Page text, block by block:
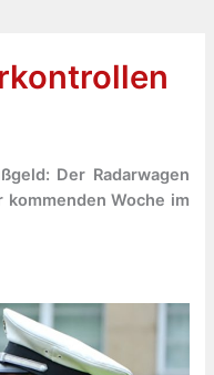
Der Radarwagen
Woche im